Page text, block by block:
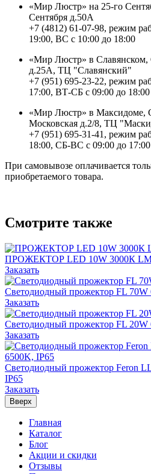
«Мир Люстр» на 25-го
Сентября д.50А
+7 (4812) 61-07-98, режим
19:00, ВС с 10:00 до 18:00
«Мир Люстр» в Славянском,
д.25А, ТЦ "Славянский"
+7 (951) 695-23-22, режим
17:00, ВТ-СБ с 09:00 до 18:00
«Мир Люстр» в Максидоме,
Московская д.2/8, ТЦ
+7 (951) 695-31-41, режим
18:00, СБ-ВС с 09:00 до 17:00
При самовывозе оплачивается
приобретаемого товара.
Смотрите также
ПРОЖЕКТОР LED 10W 3000К
Заказать
Светодиодный прожектор FL
Заказать
Светодиодный прожектор FL
Заказать
Светодиодный прожектор Feron
IP65
Заказать
Вверх
Главная
Каталог
Блог
Акции и скидки
Отзывы